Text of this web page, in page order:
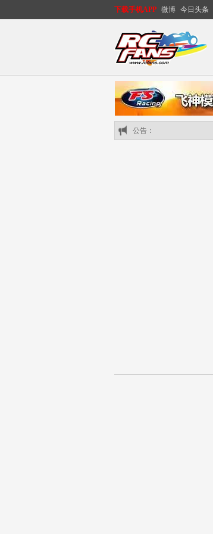
下载手机APP 微博 今日头条
公告：